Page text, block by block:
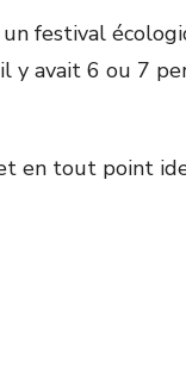
festival
avait 6 ou 7
en tout point